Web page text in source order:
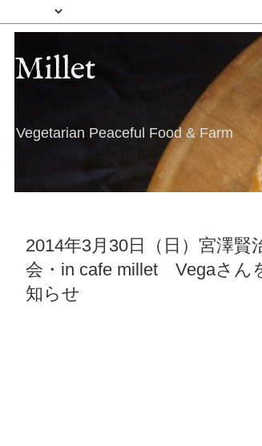
Millet
Vegetarian Peaceful Food & Farm
2014年3月30日（日）宮澤賢
会・in cafe millet Vegaさ
知らせ